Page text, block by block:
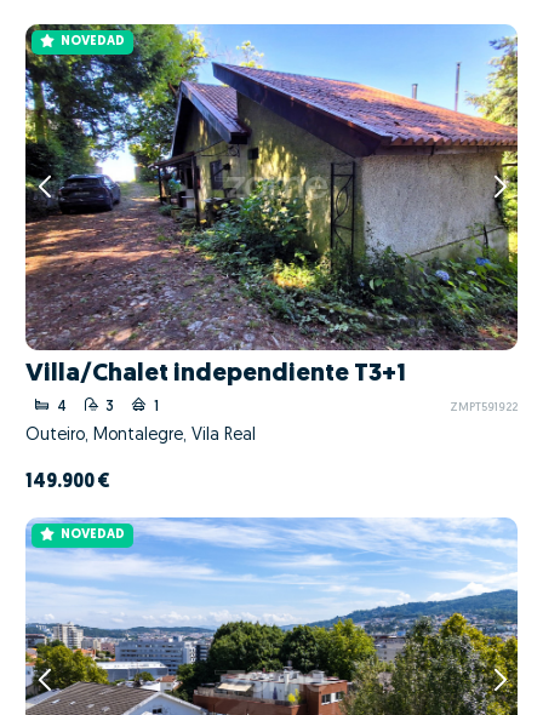
NOVEDAD
Villa/Chalet independiente T3+1
4 3 1 ZMPT591922
Outeiro, Montalegre, Vila Real
149.900 €
NOVEDAD